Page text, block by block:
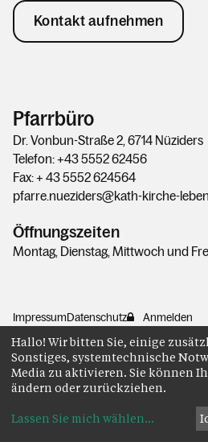
Kontakt aufnehmen
Pfarrbüro
Dr. Vonbun-Straße 2, 6714 Nüziders
Telefon: +43 5552 62456
Fax: + 43 5552 624564
pfarre.nueziders@kath-kirche-
Öffnungszeiten
Montag, Dienstag, Mittwoch und
ImpressumDatenschutz Anmelden
Hallo! Wir bitten Sie, einige
Sonstiges, systemtechnische
Media zu aktivieren. Sie können
ändern oder zurückziehen.
Lassen Sie mich wählen...